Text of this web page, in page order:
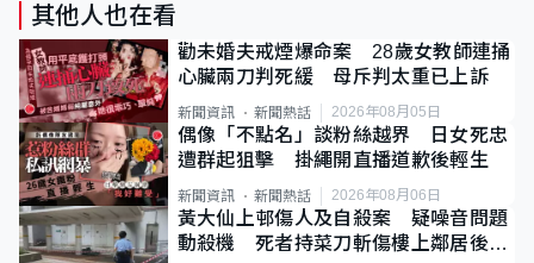
其他人也在看
勸未婚夫戒煙爆命案 28歲女教師連捅
心臟兩刀判死緩 母斥判太重已上訴
新聞資訊 新聞熱話 2026年08月05日
偶像「不點名」談粉絲越界 日女死忠
遭群起狙擊 掛繩開直播道歉後輕生
新聞資訊 新聞熱話 2026年08月06日
黃大仙上邨傷人及自殺案 疑噪音問題
動殺機 死者持菜刀斬傷樓上鄰居後墮